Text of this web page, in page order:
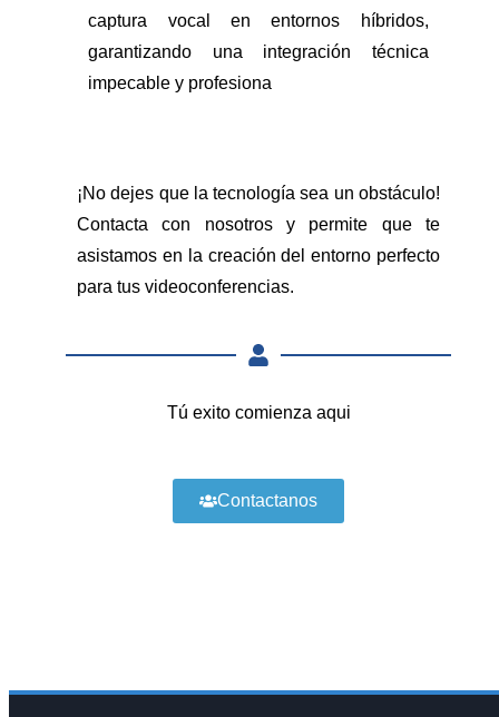
captura vocal en entornos híbridos,
garantizando una integración técnica
impecable y profesiona
¡No dejes que la tecnología sea un obstáculo!
Contacta con nosotros y permite que te
asistamos en la creación del entorno perfecto
para tus videoconferencias.
Tú exito comienza aqui
Contactanos